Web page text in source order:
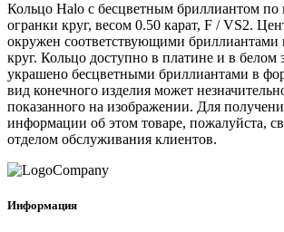
Кольцо Halo с бесцветным бриллиантом по
огранки круг, весом 0.50 карат, F / VS2.
окружен соответствующими бриллиантами
круг. Кольцо доступно в платине и в белом
украшено бесцветными бриллиантами в
вид конечного изделия может
показанного на изображении. Для
информации об этом товаре, пожалуйста,
отделом обслуживания клиентов.
Информация